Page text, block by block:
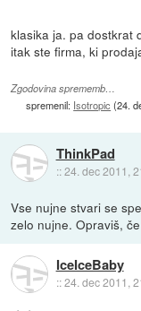
klasika ja. pa dostkrat
itak ste firma, ki
Zgodovina sprememb…
spremenil: Isotropic (24.
ThinkPad
::24. dec 2011,
Vse nujne stvari se
zelo nujne. Opraviš,
IceIceBaby
::24. dec 2011,